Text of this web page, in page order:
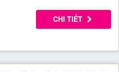
CHI TIẾT